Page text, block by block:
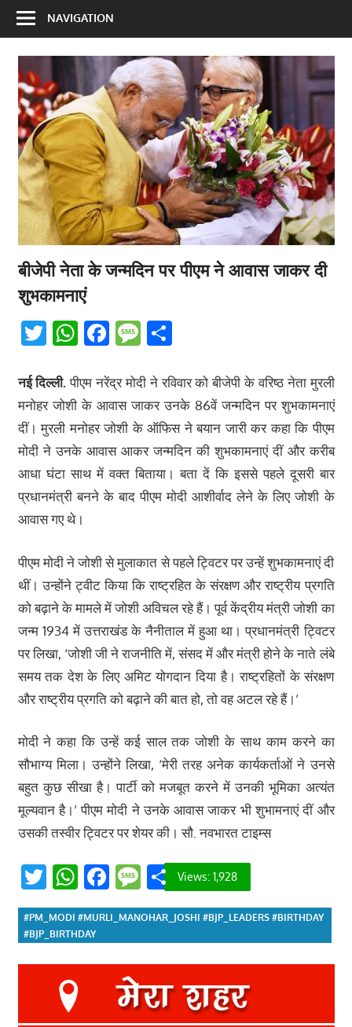
NAVIGATION
बीजेपी नेता के जन्मदिन पर पीएम ने आवास जाकर दी
शुभकामनाएं
TwitterWhatsApp
FacebookMessage
नई दिल्ली.पीएम नरेंद्र मोदी ने रविवार को बीजेपी के वरिष्ठ नेता मुरली
मनोहर जोशी के आवास जाकर उनके 86वें जन्मदिन पर शुभकामनाएं
दीं। मुरली मनोहर जोशी के ऑफिस ने बयान जारी कर कहा कि पीएम
मोदी ने उनके आवास आकर जन्मदिन की शुभकामनाएं दीं और करीब
आधा घंटा साथ में वक्त बिताया। बता दें कि इससे पहले दूसरी बार
प्रधानमंत्री बनने के बाद पीएम मोदी आशीर्वाद लेने के लिए जोशी के
आवास गए थे।
पीएम मोदी ने जोशी से मुलाकात से पहले ट्विटर पर उन्हें शुभकामनाएं दी
थीं। उन्होंने ट्वीट किया कि राष्ट्रहित के संरक्षण और राष्ट्रीय प्रगति
को बढ़ाने के मामले में जोशी अविचल रहे हैं। पूर्व केंद्रीय मंत्री जोशी का
जन्म 1934 में उत्तराखंड के नैनीताल में हुआ था। प्रधानमंत्री ट्विटर
पर लिखा, ‘जोशी जी ने राजनीति में, संसद में और मंत्री होने के नाते लंबे
समय तक देश के लिए अमिट योगदान दिया है। राष्ट्रहितों के संरक्षण
और राष्ट्रीय प्रगति को बढ़ाने की बात हो, तो वह अटल रहे हैं।’
मोदी ने कहा कि उन्हें कई साल तक जोशी के साथ काम करने का
सौभाग्य मिला। उन्होंने लिखा, ‘मेरी तरह अनेक कार्यकर्ताओं ने उनसे
बहुत कुछ सीखा है। पार्टी को मजबूत करने में उनकी भूमिका अत्यंत
मूल्यवान है।’ पीएम मोदी ने उनके आवास जाकर भी शुभामनाएं दीं और
उसकी तस्वीर ट्विटर पर शेयर की। सौ. नवभारत टाइम्‍स
Views: 1,928
TwitterWhatsApp
Facebook
Message
Share
#PM_MODI #MURLI_MANOHAR_JOSHI #BJP_LEADERS #BIRTHDAY
#BJP_BIRTHDAY